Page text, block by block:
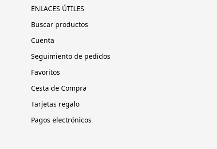
ENLACES ÚTILES
Buscar productos
Cuenta
Seguimiento de pedidos
Favoritos
Cesta de Compra
Tarjetas regalo
Pagos electrónicos